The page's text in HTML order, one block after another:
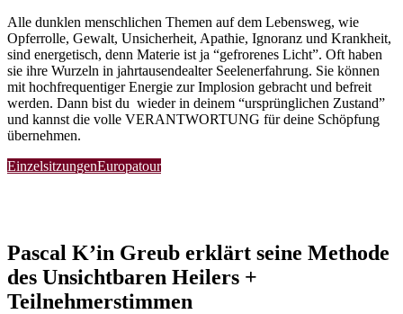
Alle dunklen menschlichen Themen auf dem Lebensweg, wie
Opferrolle, Gewalt, Unsicherheit, Apathie, Ignoranz und Krankheit,
sind energetisch, denn Materie ist ja “gefrorenes Licht”. Oft haben
sie ihre Wurzeln in jahrtausendealter Seelenerfahrung. Sie können
mit hochfrequentiger Energie zur Implosion gebracht und befreit
werden. Dann bist du wieder in deinem “ursprünglichen Zustand”
und kannst die volle VERANTWORTUNG für deine Schöpfung
übernehmen.
EinzelsitzungenEuropatour
Pascal K’in Greub erklärt seine Methode
des Unsichtbaren Heilers +
Teilnehmerstimmen